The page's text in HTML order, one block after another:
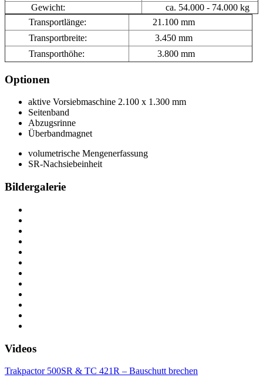
Gewicht:
ca. 54.000 - 74.000 kg
Transportlänge:
21.100 mm
Transportbreite:
3.450 mm
Transporthöhe:
3.800 mm
Optionen
aktive Vorsiebmaschine 2.100 x 1.300 mm
Seitenband
Abzugsrinne
Überbandmagnet
volumetrische Mengenerfassung
SR-Nachsiebeinheit
Bildergalerie
Videos
Trakpactor 500SR & TC 421R – Bauschutt brechen